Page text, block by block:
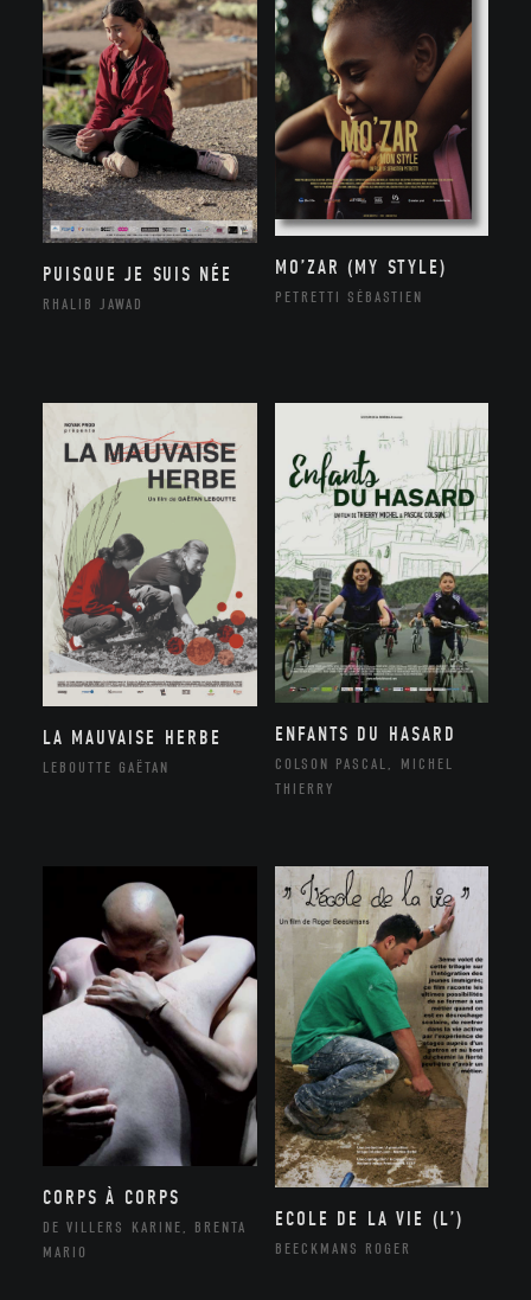
PUISQUE JE SUIS NÉE
RHALIB JAWAD
MO’ZAR (MY STYLE)
PETRETTI SÉBASTIEN
LA MAUVAISE HERBE
LEBOUTTE GAËTAN
ENFANTS DU HASARD
COLSON PASCAL, MICHEL
THIERRY
CORPS À CORPS
DE VILLERS KARINE, BRENTA
MARIO
ECOLE DE LA VIE (L’)
BEECKMANS ROGER